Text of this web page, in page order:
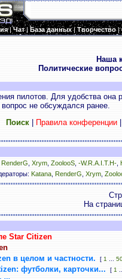
|Чат|База данных|Творчество|
Наша
Политические
пилотов. Для удобства
не обсуждался ранее.
Поиск| Правила конференции|
RenderG Xrym, ZoolooS, -W.R.A.I.T.H-,
Katana, RenderG Xrym,
На
Star Citizen
в целом и частности. [ 1
футболки, карточки... [ 1